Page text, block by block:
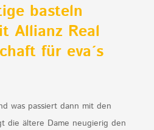
basteln
Allianz Real
für eva´s
was passiert dann mit den
die ältere Dame neugierig den